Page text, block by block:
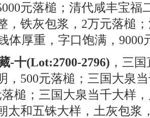
元落槌；清代咸丰宝福
，铁灰包浆，2万元落槌
体厚重，字口饱满，9000
-十(Lot:2700-2796) ，三
，500元落槌；三国大泉
落槌；三国大泉当千大样
太和五铢大样，土灰包浆